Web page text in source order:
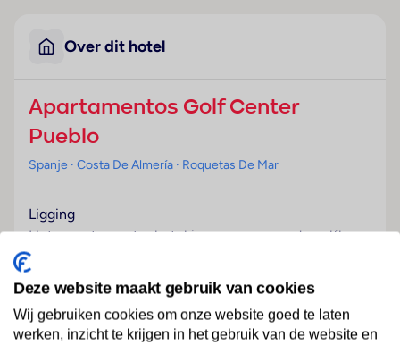
Over dit hotel
Apartamentos Golf Center
Pueblo
Spanje · Costa De Almería · Roquetas De Mar
Ligging
Het appartementenhotel is omgeven van de golfbaan
Playa Serena. Het is maar 500 meter van de
binnenstad en het strand verwijderd. Het openbaar
vervoer vindt u op ongeveer 300 meter afstand.
Hotelfaciliteiten
Deze website maakt gebruik van cookies
Wij gebruiken cookies om onze website goed te laten
werken, inzicht te krijgen in het gebruik van de website en